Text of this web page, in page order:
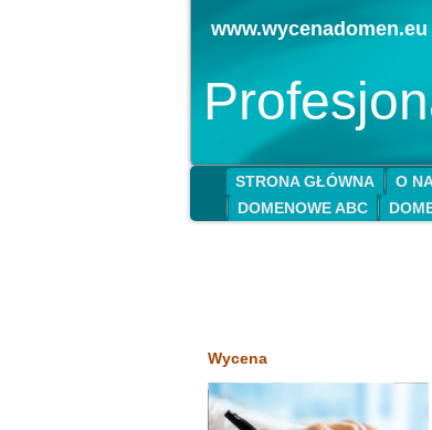
www.wycenadomen.eu
STRONA GŁÓWNA O
DOMENOWE ABC
Wycena